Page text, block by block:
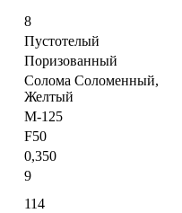
8
Пустотелый
Поризованный
Солома Соломенный,
Желтый
М-125
F50
0,350
9
114